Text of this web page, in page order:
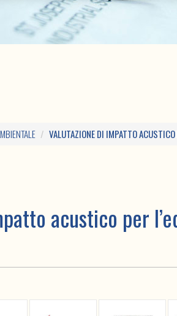
VALUTAZIONE DI IMPATTO
acustico per